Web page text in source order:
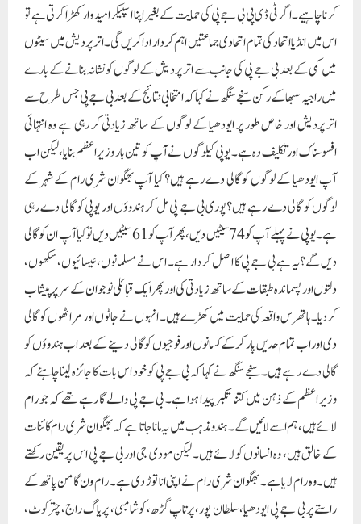
کرنا چاہیے۔ اگر ٹی ڈی پی بی جے پی کی حمایت کے بغیر اپنا اسپیکر امیدوار کھڑا کرتی ہے تو
اس میں انڈیا اتحاد کی تمام اتحادی جماعتیں اہم کردار ادا کریں گی۔ اتر پردیش میں سیٹوں
میں کمی کے بعد بی جے پی کی جانب سے اتر پردیش کے لوگوں کو نشانہ بنانے کے بارے
میں راجیہ سبھا کے رکن سنجے سنگھ نے کہا کہ انتخابی نتائج کے بعد بی جے پی جس طرح سے
اتر پردیش اور خاص طور پر ایودھیا کے لوگوں کے ساتھ زیادتی کر رہی ہے وہ انتہائی
افسوسناک اور تکلیف دہ ہے۔ یوپی کیلوگوں نے آپ کو تین بار وزیر اعظم بنایا، لیکن اب
آپ ایودھیا کے لوگوں کو گالی دے رہے ہیں؟ کیا آپ بھگوان شری رام کے شہر کے
لوگوں کو گالی دے رہے ہیں؟پوری بی جے پی مل کر ہندوؤں اور یوپی کو گالی دے رہی
ہے۔ یوپی نے پہلے آپ کو 74 سیٹیں دیں، پھر آپ کو 61 سیٹیں دیں تو کیا آپ ان کو گالی
دیں گے؟یہ ہے بی جے پی کا اصل کردار ہے۔ اس نے مسلمانوں، عیسائیوں، سکھوں،
دلتوں اور پسماندہ طبقات کے ساتھ زیادتی کی اور پھر ایک قبائلی نوجوان کے سر پر پیشاب
کردیا۔ ہاتھرس واقعہ کی حمایت میں کھڑے ہیں۔ انہوں نے جاٹوں اور مراٹھوں کو گالی
دی اور اب تمام حدیں پار کرکے کسانوں اور فوجیوں کو گالی دینے کے بعد اب ہندوؤں کو
گالی دے رہے ہیں۔ سنجے سنگھ نے کہا کہ بی جے پی کو خود اس بات کا جائزہ لینا چاہئے کہ
وزیر اعظم کے ذہن میں کتنا تکبر پیدا ہوا ہے۔ بی جے پی والے گا رہے تھے کہ جو رام
لائے ہیں، ہم اسے لائیں گے۔ ہندو مذہب میں یہ مانا جاتا ہے کہ بھگوان شری رام کائنات
کے خالق ہیں، وہ انسانوں کو لائے ہیں۔ لیکن مودی جی اور بی جے پی اس پر یقین رکھتے
ہیں۔وہ رام لایا ہے۔ بھگوان شری رام نے اپنی انا توڑ دی ہے۔ رام ون گامن پاتھ کے
راستے پر بی جے پی ایودھیا، سلطان پور، پرتاپ گڑھ، کوشامبی، پریاگ راج، چترکوٹ،